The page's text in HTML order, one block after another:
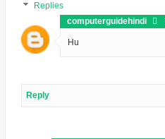
Replies
computerguidehindi
Hu
Reply